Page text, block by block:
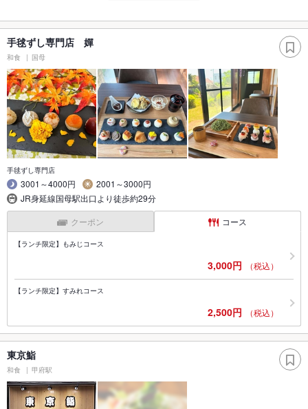
手毬ずし専門店 嬋
和食 国母
手毬ずし専門店
3001～4000円
2001～3000円
JR身延線国母駅出口より徒歩約29分
クーポン コース
【ランチ限定】もみじコース
3,000円 （税込）
【ランチ限定】すみれコース
2,500円 （税込）
東京鮨
和食 甲府駅